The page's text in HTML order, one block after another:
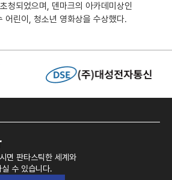
청되었으며, 덴마크의 아카데미상인
어린이, 청소년 영화상을 수상했다.
면 판타스틱한 세계와
수 있습니다.